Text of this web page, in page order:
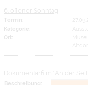
6. offener Sonntag
Termin:
Kategorie:
Ort:
Dokumentarfilm "An der
Beschreibung: